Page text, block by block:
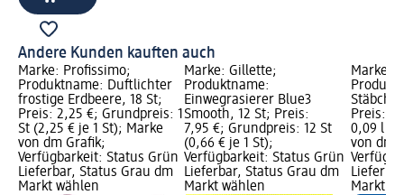
Andere Kunden kauften auch
Marke: Profissimo;
Produktname: Duftlichter
frostige Erdbeere, 18 St;
Preis: 2,25 €; Grundpreis: 1
St (2,25 € je 1 St); Marke
von dm Grafik;
Verfügbarkeit: Status Grün
Lieferbar, Status Grau dm
Markt wählen
Marke: Gillette;
Produktname:
Einwegrasierer Blue3
Smooth, 12 St; Preis:
7,95 €; Grundpreis: 12 St
(0,66 € je 1 St);
Verfügbarkeit: Status Grün
Lieferbar, Status Grau dm
Markt wählen
Marke:
Preis:
0,09 l
von dm
Markt